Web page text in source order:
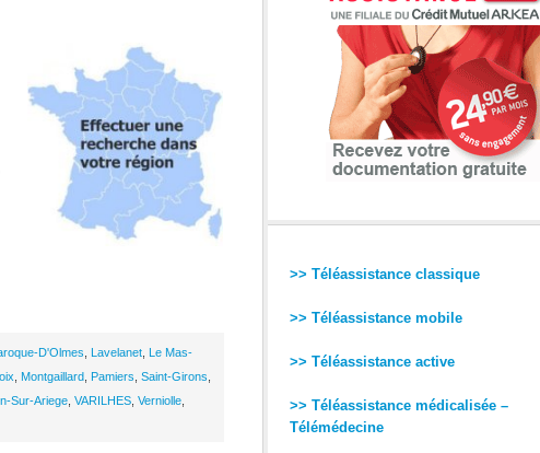
D'Olmes Lavelanet Le Mas-
Montgaillard Pamiers Saint-Girons
Sur-Ariege VARILHES Verniolle
>> Téléassistance classique
>> Téléassistance mobile
>> Téléassistance active
>> Téléassistance médicalisée –
Télémédecine